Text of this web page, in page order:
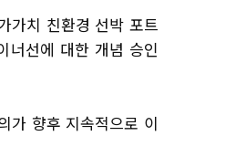
가치 친환경 선박 포트
너선에 대한 개념 승인
가 향후 지속적으로 이